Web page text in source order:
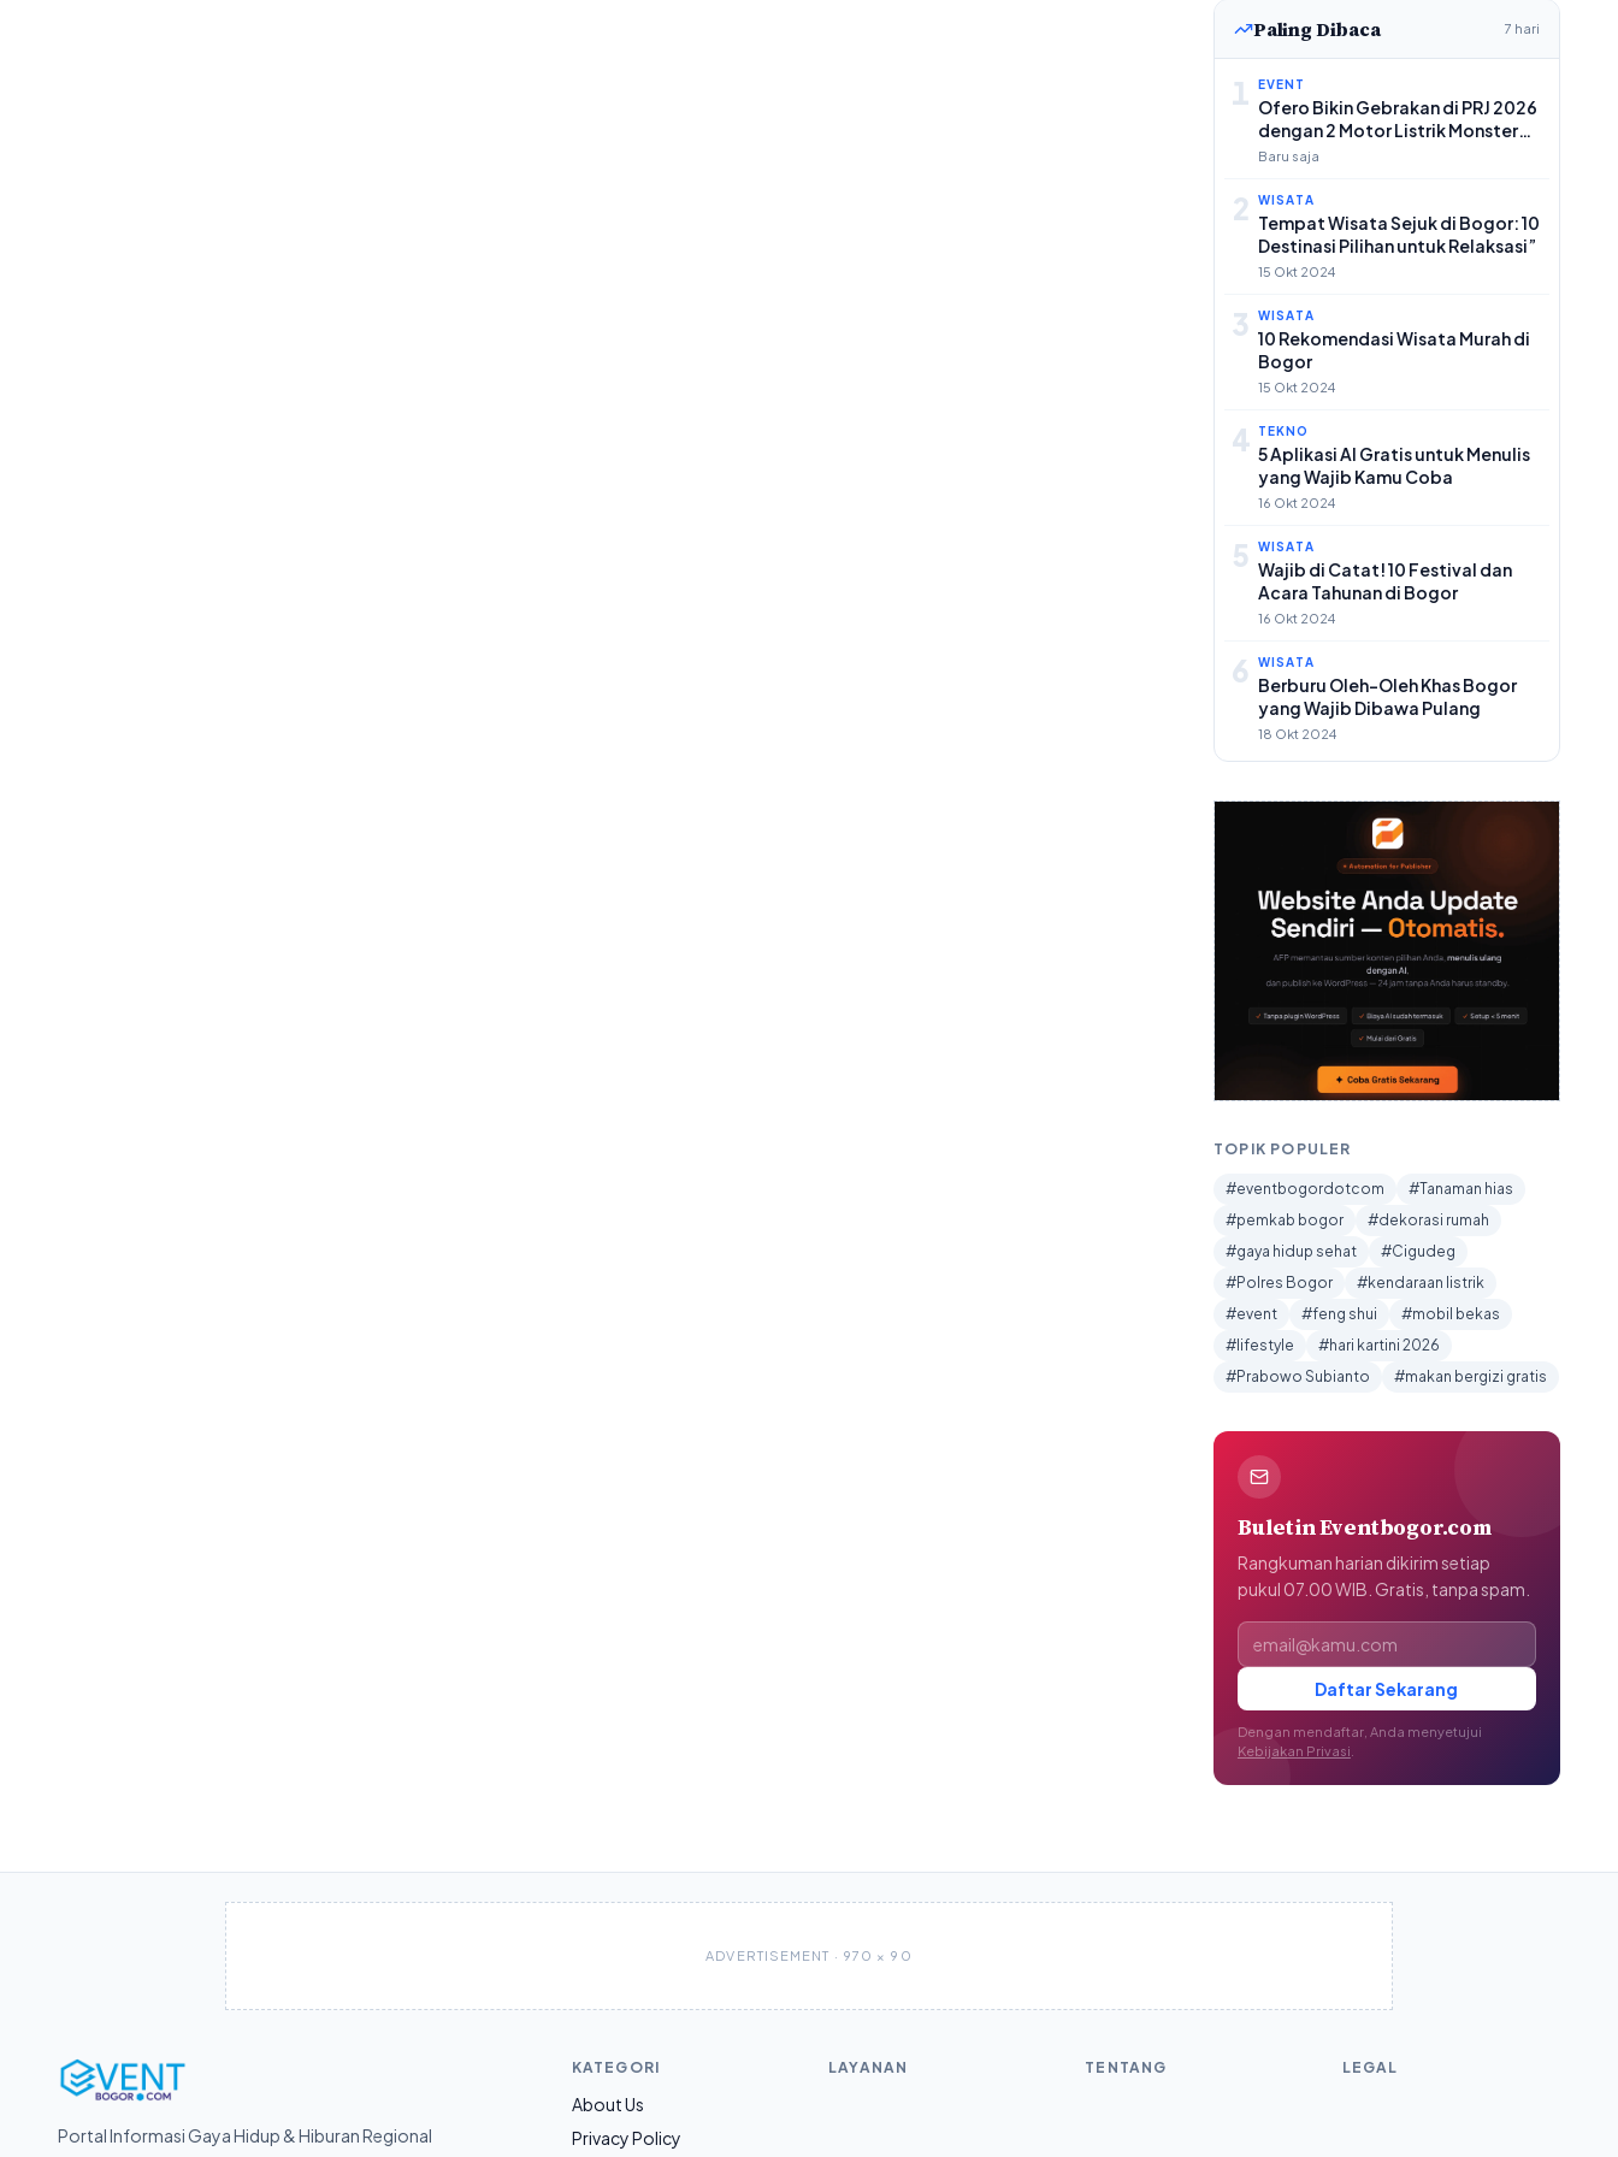
Paling Dibaca 7 hari
1 EVENT
Ofero Bikin Gebrakan di PRJ 2026
dengan 2 Motor Listrik Monster
Evo & Carria 1
Baru saja
2 WISATA
Tempat Wisata Sejuk di Bogor: 10
Destinasi Pilihan untuk Relaksasi”
15 Okt 2024
3 WISATA
10 Rekomendasi Wisata Murah di
Bogor
15 Okt 2024
4 TEKNO
5 Aplikasi AI Gratis untuk Menulis
yang Wajib Kamu Coba
16 Okt 2024
5 WISATA
Wajib di Catat! 10 Festival dan
Acara Tahunan di Bogor
16 Okt 2024
6 WISATA
Berburu Oleh-Oleh Khas Bogor
yang Wajib Dibawa Pulang
18 Okt 2024
TOPIK POPULER
#eventbogordotcom
#Tanaman hias
#pemkab bogor
#dekorasi rumah
#gaya hidup sehat
#Cigudeg
#Polres Bogor
#kendaraan listrik
#event
#feng shui
#mobil bekas
#lifestyle
#hari kartini 2026
#Prabowo Subianto
#makan bergizi gratis
Buletin Eventbogor.com
Rangkuman harian dikirim setiap
pukul 07.00 WIB. Gratis, tanpa spam.
Alamat email
Daftar Sekarang
Dengan mendaftar, Anda menyetujui
Kebijakan Privasi
ADVERTISEMENT · 970 × 90
Portal Informasi Gaya Hidup & Hiburan Regional
KATEGORI
About Us
Privacy Policy
LAYANAN TENTANG LEGAL